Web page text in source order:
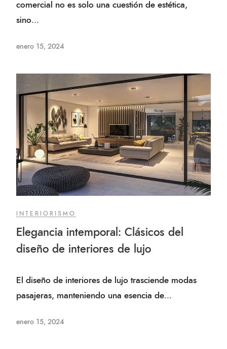
comercial no es solo una cuestión de estética,
sino...
enero 15, 2024
INTERIORISMO
Elegancia intemporal: Clásicos del
diseño de interiores de lujo
El diseño de interiores de lujo trasciende modas
pasajeras, manteniendo una esencia de...
enero 15, 2024